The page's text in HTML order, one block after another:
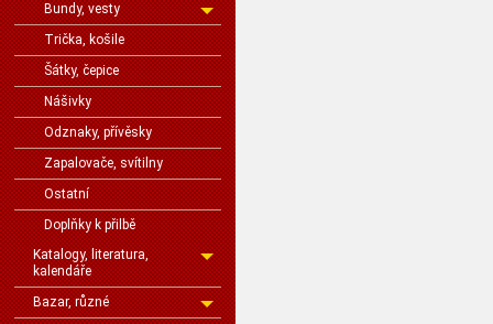
Bundy, vesty
Trička, košile
Šátky, čepice
Nášivky
Odznaky, přívěsky
Zapalovače, svítilny
Ostatní
Doplňky k přilbě
Katalogy, literatura,
kalendáře
Bazar, různé